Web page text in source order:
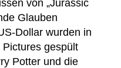
von „Jurassic
Glauben
Dollar wurden in
gespült
Potter und die